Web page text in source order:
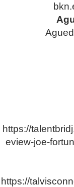
https://
eview-joe-
https://